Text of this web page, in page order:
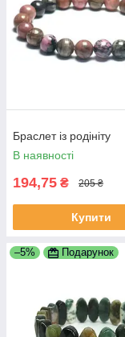
Браслет із родініту
В наявності
194,75 ₴ 205 ₴
Купити
–5% Подарунок